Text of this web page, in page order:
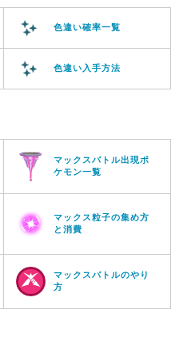
色違い確率一覧
色違い入手方法
マックスバトル出現ポ
ケモン一覧
マックス粒子の集め方
と消費
マックスバトルのやり
方